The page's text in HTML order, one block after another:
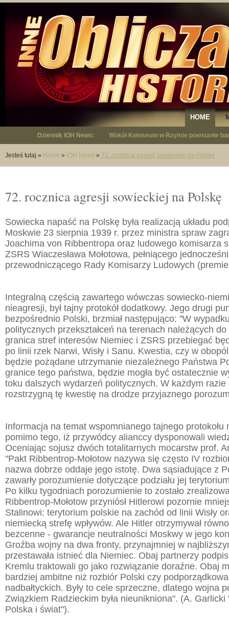
HOME
Dziennik IOH News: "Niepodległy - opowieść o Januszu
Jesteś tutaj » Home » IOH News » 72. rocznica agresji sowieckiej na Polskę
72. rocznica agresji sowieckiej na Polskę
Sowiecka napaść na Polskę była realizacją układu
Moskwie 23 sierpnia 1939 r. przez ministra spraw
Joachima von Ribbentropa oraz ludowego komisarza
ZSRS Wiaczesława Mołotowa, pełniącego
przewodniczącego Rady Komisarzy Ludowych
Integralną częścią zawartego wówczas sowiecko-
nieagresji, był tajny protokół dodatkowy. Jego drugi
bezpośrednio Polski, brzmiał następująco: "W
politycznych przekształceń na terenach należących
granica stref interesów Niemiec i ZSRS przebiegać
po linii rzek Narwi, Wisły i Sanu. Kwestia, czy w
będzie pożądane utrzymanie niezależnego Państwa
granice tego państwa, będzie mogła być ostatecznie
toku dalszych wydarzeń politycznych. W każdym razie
rozstrzygną tę kwestię na drodze przyjaznego
Informacja na temat wspomnianego tajnego protokołu
pomimo tego, iż przywódcy alianccy dysponowali
Oceniając sojusz dwóch totalitarnych mocarstw prof.
"Pakt Ribbentrop-Mołotow nazywa się często IV
nazwa dobrze oddaje jego istotę. Dwa sąsiadujące z
zawarły porozumienie dotyczące podziału jej
Po kilku tygodniach porozumienie to zostało
Ribbentrop-Mołotow przyniósł Hitlerowi pozornie
Stalinowi: terytorium polskie na zachód od linii Wisły
niemiecką strefę wpływów. Ale Hitler otrzymywał
bezcenne - gwarancje neutralności Moskwy w jego
Groźba wojny na dwa fronty, przynajmniej w
przestawała istnieć dla Niemiec. Obaj partnerzy
Kremlu traktowali go jako rozwiązanie doraźne. Obaj
bardziej ambitne niż rozbiór Polski czy
nadbałtyckich. Były to cele sprzeczne, dlatego wojna
Związkiem Radzieckim była nieunikniona". (A.
Polska i świat").